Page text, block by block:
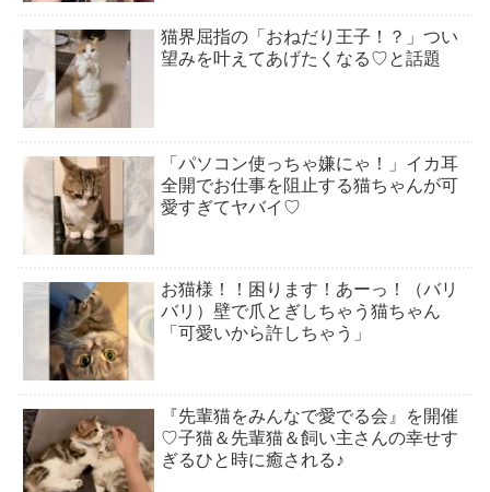
猫界屈指の「おねだり王子！？」つい
望みを叶えてあげたくなる♡と話題
「パソコン使っちゃ嫌にゃ！」イカ耳
全開でお仕事を阻止する猫ちゃんが可
愛すぎてヤバイ♡
お猫様！！困ります！あーっ！（バリ
バリ）壁で爪とぎしちゃう猫ちゃん
「可愛いから許しちゃう」
『先輩猫をみんなで愛でる会』を開催
♡子猫＆先輩猫＆飼い主さんの幸せす
ぎるひと時に癒される♪